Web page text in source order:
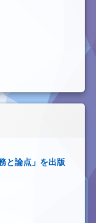
と論点」を出版